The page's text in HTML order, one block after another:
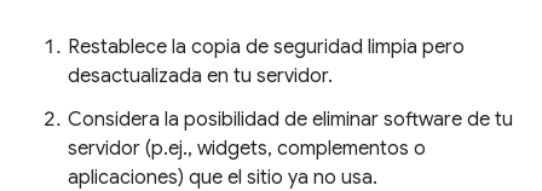
Restablece la copia de seguridad limpia pero
desactualizada en tu servidor.
Considera la posibilidad de eliminar software de tu
servidor (p.ej., widgets, complementos o
aplicaciones) que el sitio ya no usa.